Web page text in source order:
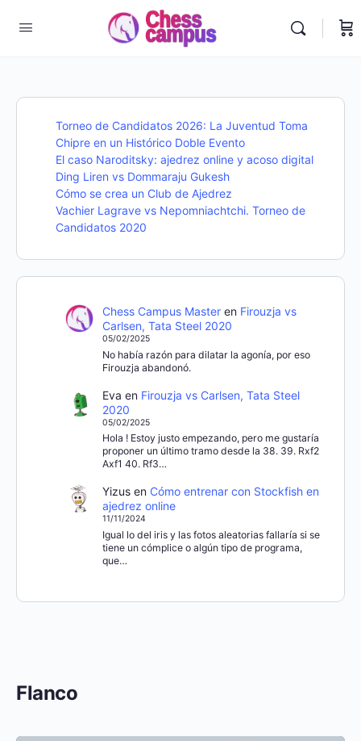
Flanco
Torneo de Candidatos 2026: La Juventud Toma
Chipre en un Histórico Doble Evento
El caso Naroditsky: ajedrez online y acoso digital
Ding Liren vs Dommaraju Gukesh
Cómo se crea un Club de Ajedrez
Vachier Lagrave vs Nepomniachtchi. Torneo de
Candidatos 2020
Chess Campus Masteren Firouzja vs
Carlsen, Tata Steel 2020
05/02/2025
No había razón para dilatar la agonía, por eso
Firouzja abandonó.
Eva en Firouzja vs Carlsen, Tata Steel
2020
05/02/2025
Hola ! Estoy justo empezando, pero me gustaría
proponer un último tramo desde la 38. 39. Rxf2
Axf1 40. Rf3…
Yizusen Cómo entrenar con Stockfish en
ajedrez online
11/11/2024
Igual lo del iris y las fotos aleatorias fallaría si se
tiene un cómplice o algún tipo de programa,
que…